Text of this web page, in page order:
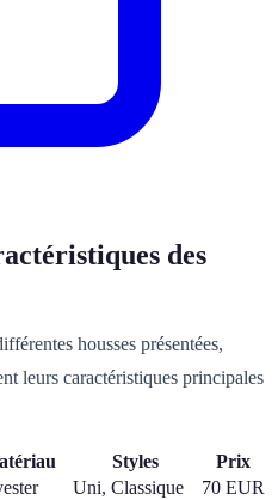
des
housses présentées,
leurs caractéristiques principales
Styles
Prix
Uni, Classique
70 EUR